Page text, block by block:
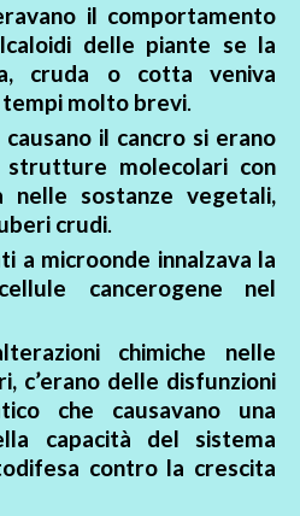
il comportamento
delle piante se la
cruda o cotta veniva
molto brevi.
il cancro si erano
molecolari con
nelle sostanze vegetali,
crudi.
a microonde innalzava la
cancerogene nel
chimiche nelle
c’erano delle disfunzioni
che causavano una
capacità del sistema
contro la crescita